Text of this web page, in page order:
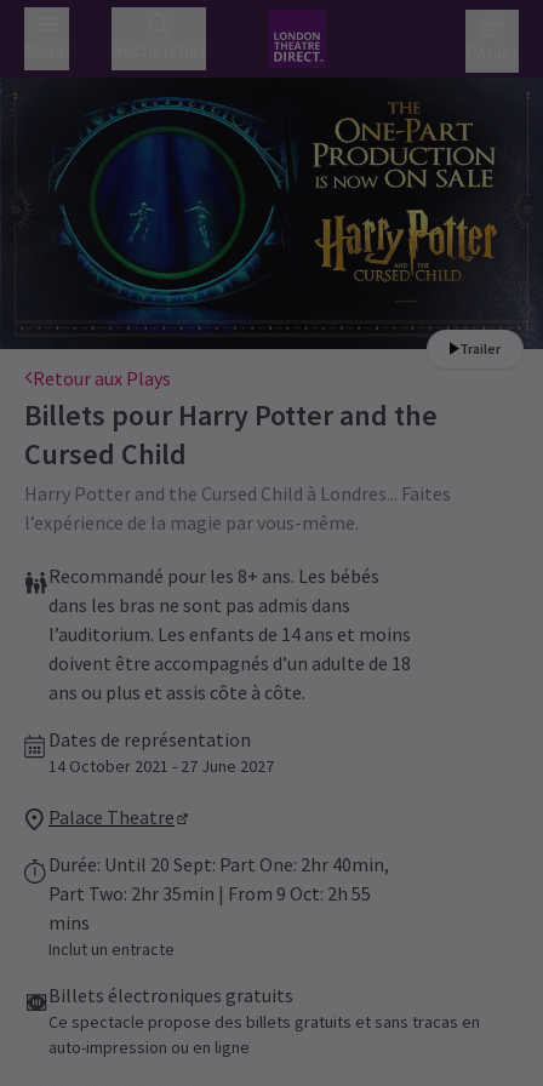
Trailer
Retour aux Plays
Billets pour Harry Potter and the
Cursed Child
Harry Potter and the Cursed Child à Londres... Faites
l’expérience de la magie par vous-même.
Recommandé pour les 8+ ans. Les bébés
dans les bras ne sont pas admis dans
l’auditorium. Les enfants de 14 ans et moins
doivent être accompagnés d’un adulte de 18
ans ou plus et assis côte à côte.
Dates de représentation
14 October 2021 - 27 June 2027
Palace Theatre
Durée: Until 20 Sept: Part One: 2hr 40min,
Part Two: 2hr 35min | From 9 Oct: 2h 55
mins
Inclut un entracte
Billets électroniques gratuits
Ce spectacle propose des billets gratuits et sans tracas en
auto-impression ou en ligne